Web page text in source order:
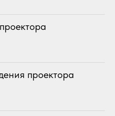
проектора